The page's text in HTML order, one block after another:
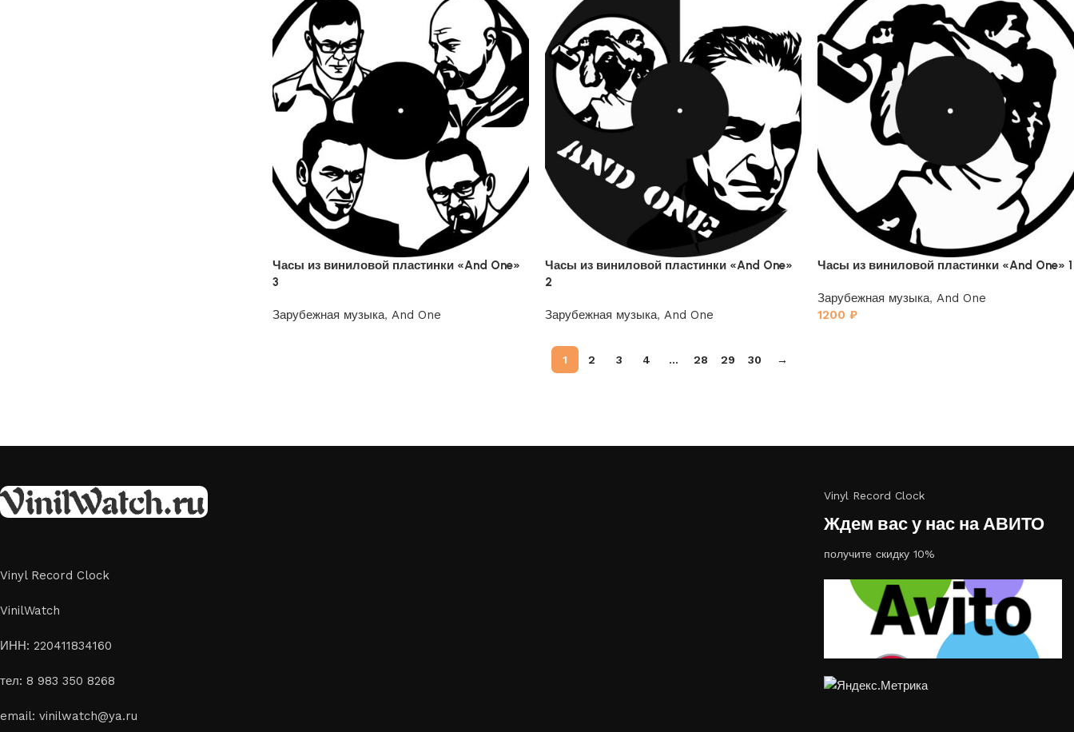
Часы из виниловой пластинки «And One»
3
Зарубежная музыка, And One
Часы из виниловой пластинки «And One»
2
Зарубежная музыка, And One
Часы из виниловой пластинки «And One» 1
Зарубежная музыка, And One
1200 ₽
1 2 3 4 … 28 29 30 →
Vinyl Record Clock
VinilWatch
ИНН: 220411834160
тел: 8 983 350 8268
email: vinilwatch@ya.ru
Vinyl Record Clock
Ждем вас у нас на АВИТО
получите скидку 10%